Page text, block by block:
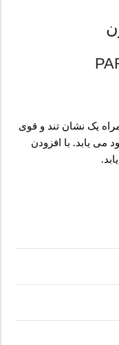
یک نشان تند و قوی
می یابد. با افزودن